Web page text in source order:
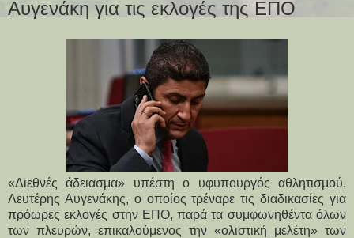
Αυγενάκη για τις εκλογές της ΕΠΟ
«Διεθνές άδειασμα» υπέστη ο υφυπουργός αθλητισμού,
Λευτέρης Αυγενάκης, ο οποίος τρέναρε τις διαδικασίες για
πρόωρες εκλογές στην ΕΠΟ, παρά τα συμφωνηθέντα όλων
των πλευρών, επικαλούμενος την «ολιστική μελέτη» των